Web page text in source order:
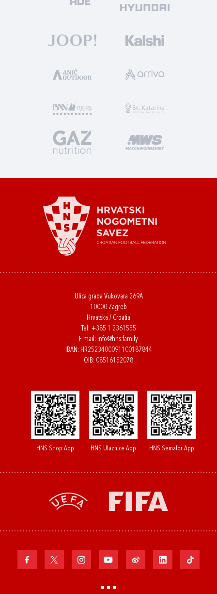
Ulica grada Vukovara 269A
10000 Zagreb
Hrvatska / Croatia
Tel: +385 1 2361555
E-mail: info@hns.family
IBAN: HR2523400091100187844
OIB: 08516152078
HNS Shop App HNS Ulaznice App HNS Semafor App